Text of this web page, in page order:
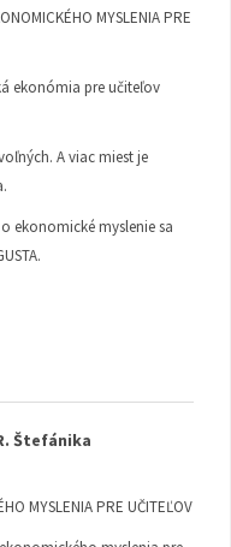
MYSLENIA PRE
ekonómia pre učiteľov
A viac miest je
ekonomické myslenie sa
Štefánika
MYSLENIA PRE UČITEĽOV